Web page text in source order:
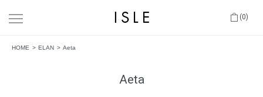
(0)
HOME ELAN Aeta
Aeta